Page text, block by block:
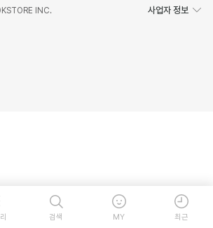
INC. 사업자 정보
검색 MY 최근